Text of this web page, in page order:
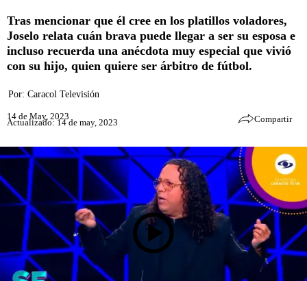
Tras mencionar que él cree en los platillos voladores,
Joselo relata cuán brava puede llegar a ser su esposa e
incluso recuerda una anécdota muy especial que vivió
con su hijo, quien quiere ser árbitro de fútbol.
Por: Caracol Televisión
14 de May, 2023
Actualizado: 14 de may, 2023 Compartir